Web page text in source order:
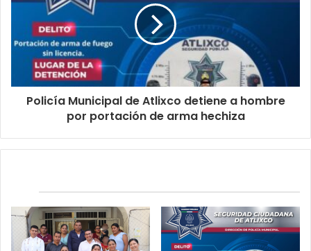
Policía Municipal de Atlixco detiene a hombre
por portación de arma hechiza